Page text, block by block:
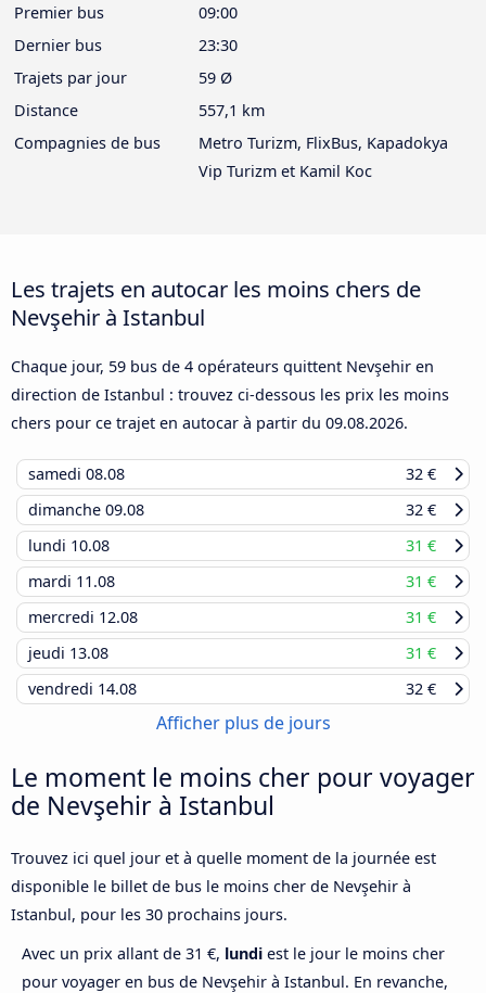
Premier bus
09:00
Dernier bus
23:30
Trajets par jour
59 Ø
Distance
557,1 km
Compagnies de bus
Metro Turizm, FlixBus, Kapadokya
Vip Turizm et Kamil Koc
Les trajets en autocar les moins chers de
Nevşehir à Istanbul
Chaque jour, 59 bus de 4 opérateurs quittent Nevşehir en
direction de Istanbul : trouvez ci-dessous les prix les moins
chers pour ce trajet en autocar à partir du 09.08.2026.
samedi 08.08
32 €
dimanche 09.08
32 €
lundi 10.08
31 €
mardi 11.08
31 €
mercredi 12.08
31 €
jeudi 13.08
31 €
vendredi 14.08 32 €
Afficher plus de jours
Le moment le moins cher pour voyager
de Nevşehir à Istanbul
Trouvez ici quel jour et à quelle moment de la journée est
disponible le billet de bus le moins cher de Nevşehir à
Istanbul, pour les 30 prochains jours.
Avec un prix allant de 31 €, lundi est le jour le moins cher
pour voyager en bus de Nevşehir à Istanbul. En revanche,